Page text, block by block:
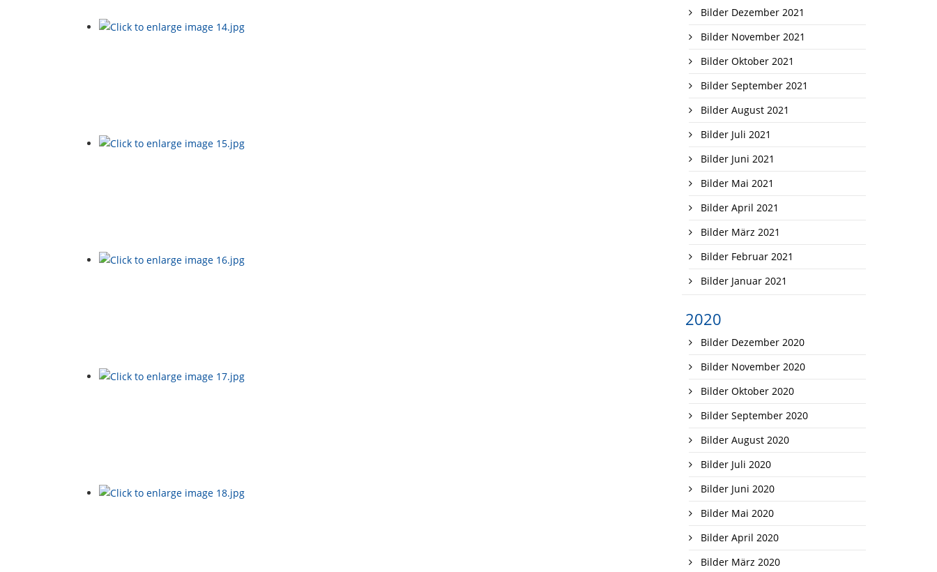
Bilder Dezember 2021
Bilder November 2021
Bilder Oktober 2021
Bilder September 2021
Bilder August 2021
Bilder Juli 2021
Bilder Juni 2021
Bilder Mai 2021
Bilder April 2021
Bilder März 2021
Bilder Februar 2021
Bilder Januar 2021
2020
Bilder Dezember 2020
Bilder November 2020
Bilder Oktober 2020
Bilder September 2020
Bilder August 2020
Bilder Juli 2020
Bilder Juni 2020
Bilder Mai 2020
Bilder April 2020
Bilder März 2020